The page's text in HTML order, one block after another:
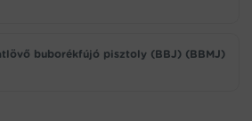
buborékfújó pisztoly (BBJ) (BBMJ)